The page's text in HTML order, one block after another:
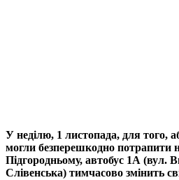
У неділю, 1 листопада, для того,
могли безперешкодно потрапити
Підгородньому, автобус 1А (вул.
Слівенська) тимчасово змінить